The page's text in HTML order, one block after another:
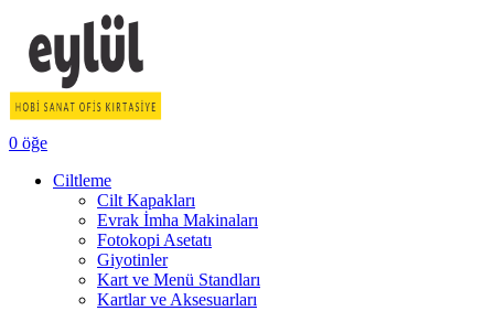
0 öğe
Ciltleme
Cilt Kapakları
Evrak İmha Makinaları
Fotokopi Asetatı
Giyotinler
Kart ve Menü Standları
Kartlar ve Aksesuarları